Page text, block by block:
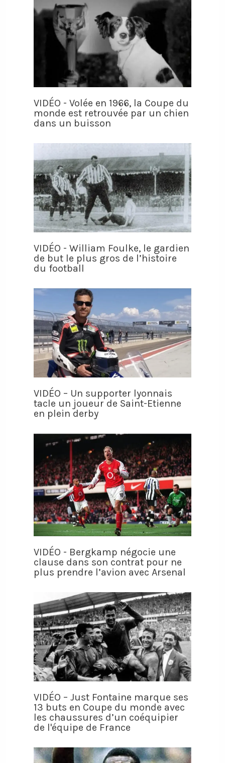
VIDÉO - Volée en 1966, la Coupe du
monde est retrouvée par un chien
dans un buisson
VIDÉO - William Foulke, le gardien
de but le plus gros de l’histoire
du football
VIDÉO – Un supporter lyonnais
tacle un joueur de Saint-Etienne
en plein derby
VIDÉO - Bergkamp négocie une
clause dans son contrat pour ne
plus prendre l’avion avec Arsenal
VIDÉO – Just Fontaine marque ses
13 buts en Coupe du monde avec
les chaussures d’un coéquipier
de l'équipe de France